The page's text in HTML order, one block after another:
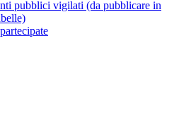
pubblici vigilati (da pubblicare in